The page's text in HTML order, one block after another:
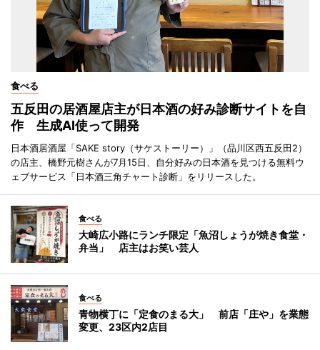
食べる
五反田の居酒屋店主が日本酒の好み診断サイトを自
作 生成AI使って開発
日本酒居酒屋「SAKE story（サケストーリー）」（品川区西五反田2）
の店主、橋野元樹さんが7月15日、自分好みの日本酒を見つける無料ウ
ェブサービス「日本酒三角チャート診断」をリリースした。
食べる
大崎広小路にランチ限定「魚沼しょうが焼き食堂・
弁当」 店主はお笑い芸人
食べる
青物横丁に「定食のまる大」 前店「庄や」を業態
変更、23区内2店目